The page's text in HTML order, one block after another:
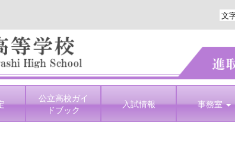
文
公立高校ガイ
ドブック
入試情報 事務室